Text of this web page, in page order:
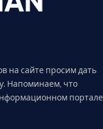
на сайте просим дать
Напоминаем, что
портале